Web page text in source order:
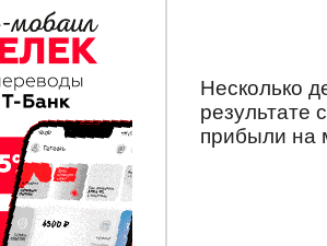
Несколько
результате
прибыли на